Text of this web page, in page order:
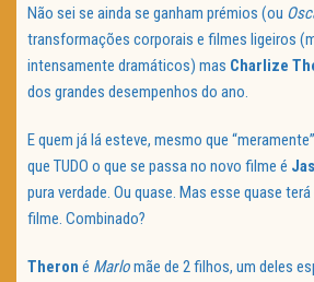
Não sei se ainda se ganham prémios (ou
transformações corporais e filmes ligeiros
intensamente dramáticos) mas Charlize
dos grandes desempenhos do ano.
E quem já lá esteve, mesmo que
que TUDO o que se passa no novo filme é
pura verdade. Ou quase. Mas esse quase
filme. Combinado?
Theron é Marlomãe de 2 filhos, um deles